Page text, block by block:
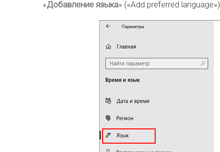
«Добавление языка» («Add preferred